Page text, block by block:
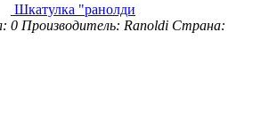
Шкатулка "ранолди
0 Производитель: Ranoldi Страна: